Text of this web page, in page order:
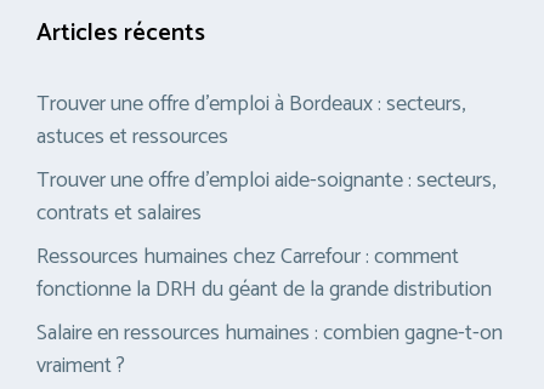
Articles récents
Trouver une offre d’emploi à Bordeaux : secteurs,
astuces et ressources
Trouver une offre d’emploi aide-soignante : secteurs,
contrats et salaires
Ressources humaines chez Carrefour : comment
fonctionne la DRH du géant de la grande distribution
Salaire en ressources humaines : combien gagne-t-on
vraiment ?